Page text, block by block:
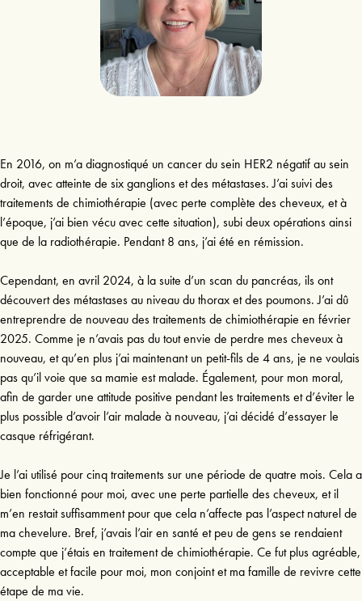
En 2016, on m’a diagnostiqué un cancer du sein HER2 négatif au sein
droit, avec atteinte de six ganglions et des métastases. J’ai suivi des
traitements de chimiothérapie (avec perte complète des cheveux, et à
l’époque, j’ai bien vécu avec cette situation), subi deux opérations ainsi
que de la radiothérapie. Pendant 8 ans, j’ai été en rémission.
Cependant, en avril 2024, à la suite d’un scan du pancréas, ils ont
découvert des métastases au niveau du thorax et des poumons. J’ai dû
entreprendre de nouveau des traitements de chimiothérapie en février
2025. Comme je n’avais pas du tout envie de perdre mes cheveux à
nouveau, et qu’en plus j’ai maintenant un petit-fils de 4 ans, je ne voulais
pas qu’il voie que sa mamie est malade. Également, pour mon moral,
afin de garder une attitude positive pendant les traitements et d’éviter le
plus possible d’avoir l’air malade à nouveau, j’ai décidé d’essayer le
casque réfrigérant.
Je l’ai utilisé pour cinq traitements sur une période de quatre mois. Cela a
bien fonctionné pour moi, avec une perte partielle des cheveux, et il
m’en restait suffisamment pour que cela n’affecte pas l’aspect naturel de
ma chevelure. Bref, j’avais l’air en santé et peu de gens se rendaient
compte que j’étais en traitement de chimiothérapie. Ce fut plus agréable,
acceptable et facile pour moi, mon conjoint et ma famille de revivre cette
étape de ma vie.